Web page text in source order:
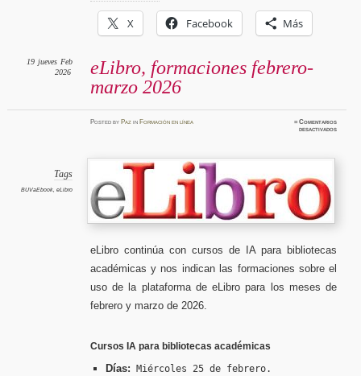
X Facebook Más
eLibro, formaciones febrero-
marzo 2026
19 jueves Feb
2026
Postedby Paz in Formación en línea ≈Comentarios
desactivadosen
Tags
BUVaEbook, eLibro
eLibro continúa con cursos de IA para bibliotecas
académicas y nos indican las formaciones sobre el
uso de la plataforma de eLibro para los meses de
febrero y marzo de 2026.
Cursos IA para bibliotecas académicas
Días: Miércoles 25 de febrero.